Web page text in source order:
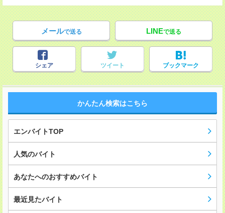
メールで送る LINEで送る
シェア ツイート ブックマーク
かんたん検索はこちら
エンバイトTOP
人気のバイト
あなたへのおすすめバイト
最近見たバイト